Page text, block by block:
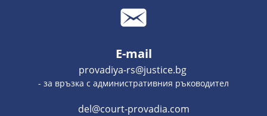
E-mail
provadiya-rs@justice.bg
- за връзка с административния ръководител
del@court-provadia.com